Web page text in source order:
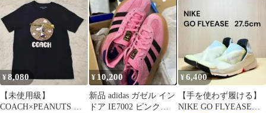
¥8,080
【未使用級】
COACH×PEANUTS ス
¥ 10,200
新品 adidas ガゼル イン
ドア IE7002 ピンク
¥6,400
【手を使わず履ける】
NIKE GO FLYEASE